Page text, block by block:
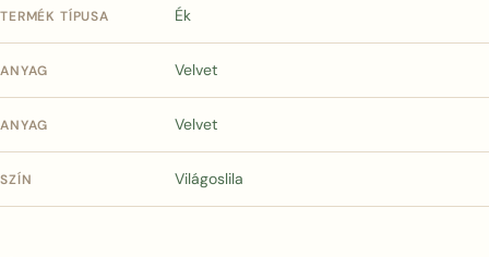
TERMÉK TÍPUSA Ék
ANYAG Velvet
ANYAG Velvet
SZÍN Világoslila